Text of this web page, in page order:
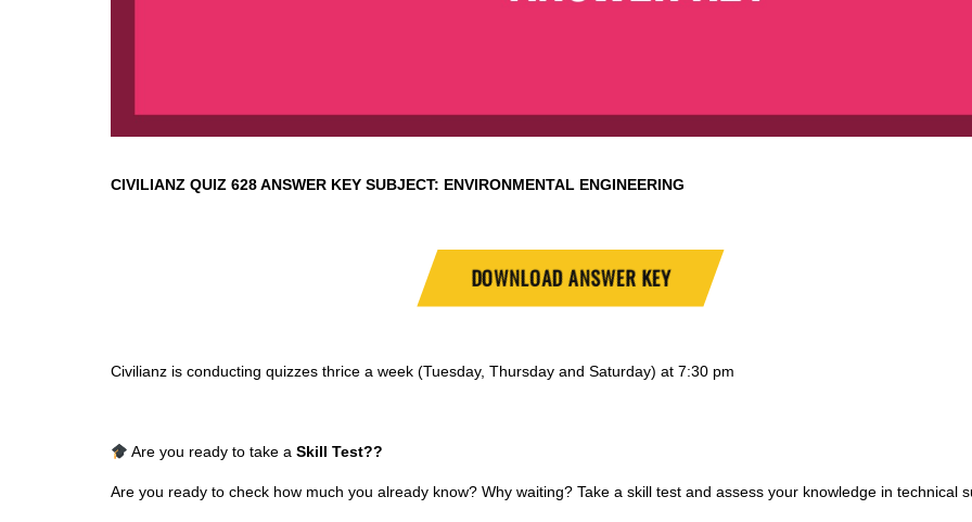
CIVILIANZ QUIZ 628 ANSWER KEY SUBJECT: ENVIRONMENTAL ENGINEERING
DOWNLOAD ANSWER KEY
Civilianz is conducting quizzes thrice a week (Tuesday, Thursday and Saturday) at 7:30 pm
Are you ready to take a Skill Test??
Are you ready to check how much you already know? Why waiting? Take a skill test and assess your knowledge in technical